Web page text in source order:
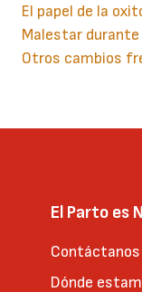
El papel de la
Malestar
Otros cambios
El Parto es
Contáctanos
Dónde